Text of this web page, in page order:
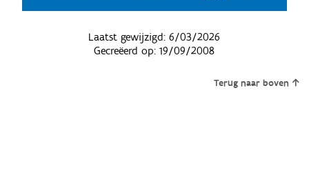
Laatst gewijzigd:6/03/2026
Gecreëerd op:19/09/2008
Terug naar boven